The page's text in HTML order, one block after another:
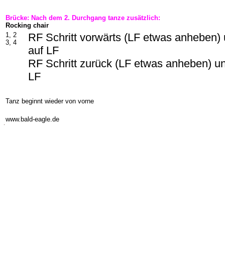
Brücke: Nach dem 2. Durchgang tanze zusätzlich:
Rocking chair
1, 2
3, 4
RF Schritt vorwärts (LF etwas
auf LF
RF Schritt zurück (LF etwas anheben)
LF
Tanz beginnt wieder von vorne
www.bald-eagle.de